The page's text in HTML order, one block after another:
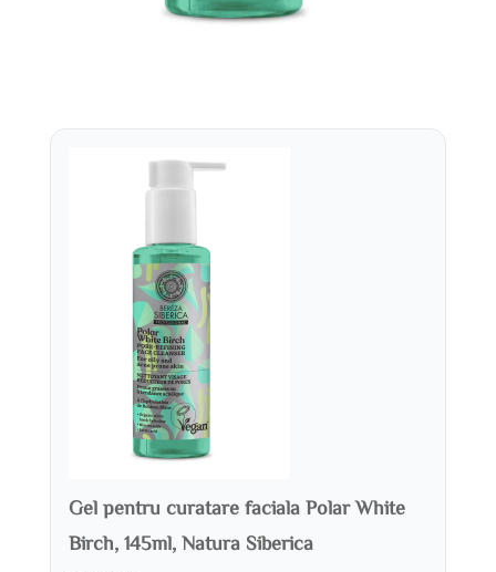
Gel pentru curatare faciala Polar White
Birch, 145ml, Natura Siberica